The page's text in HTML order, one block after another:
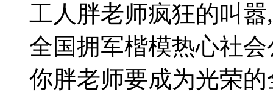
工人胖老师疯狂的叫
全国拥军楷模热心社
你胖老师要成为光荣